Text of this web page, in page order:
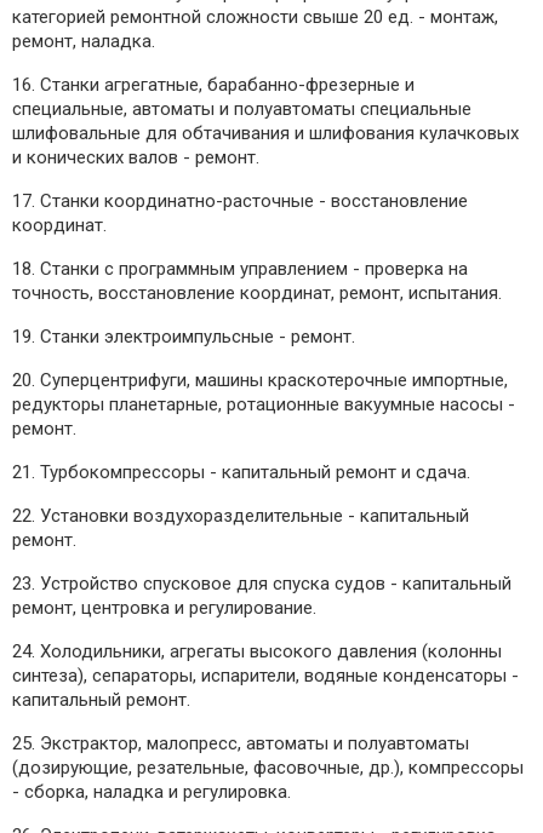
категорией ремонтной сложности свыше 20 ед. - монтаж,
ремонт, наладка.
16. Станки агрегатные, барабанно-фрезерные и
специальные, автоматы и полуавтоматы специальные
шлифовальные для обтачивания и шлифования кулачковых
и конических валов - ремонт.
17. Станки координатно-расточные - восстановление
координат.
18. Станки с программным управлением - проверка на
точность, восстановление координат, ремонт, испытания.
19. Станки электроимпульсные - ремонт.
20. Суперцентрифуги, машины краскотерочные импортные,
редукторы планетарные, ротационные вакуумные насосы -
ремонт.
21. Турбокомпрессоры - капитальный ремонт и сдача.
22. Установки воздухоразделительные - капитальный
ремонт.
23. Устройство спусковое для спуска судов - капитальный
ремонт, центровка и регулирование.
24. Холодильники, агрегаты высокого давления (колонны
синтеза), сепараторы, испарители, водяные конденсаторы -
капитальный ремонт.
25. Экстрактор, малопресс, автоматы и полуавтоматы
(дозирующие, резательные, фасовочные, др.), компрессоры
- сборка, наладка и регулировка.